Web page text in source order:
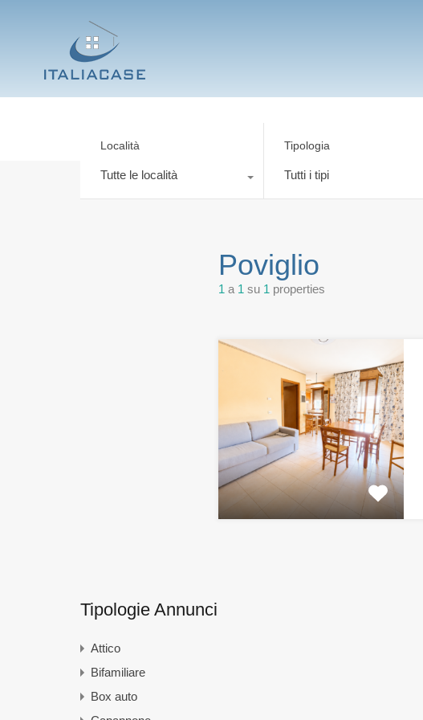
Località
Tutte le località
Tipologia
Tutti i tipi
Poviglio
1 a 1 su 1 properties
Tipologie Annunci
Attico
Bifamiliare
Box auto